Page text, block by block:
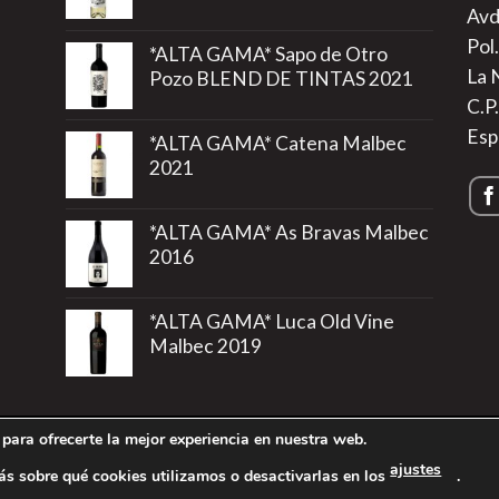
*ALTA GAMA* Sapo de Otro
Pozo BLEND DE TINTAS 2021
*ALTA GAMA* Catena Malbec
2021
*ALTA GAMA* As Bravas Malbec
2016
*ALTA GAMA* Luca Old Vine
Malbec 2019
La
|Política de Cookies|Más información sobre las Cookies
©Vinos de Argentina- Todos los derechos reservados - Región
ofrecerte la mejor experiencia en nuestra web.
sobre qué cookies utilizamos o desactivarlas en losajustes .